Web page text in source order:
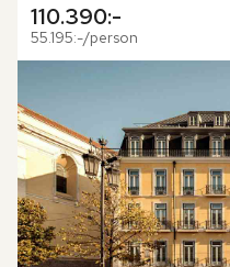
110.390:-
55.195:-/person